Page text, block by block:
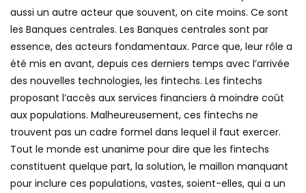
aussi un autre acteur que souvent, on cite moins. Ce sont
les Banques centrales. Les Banques centrales sont par
essence, des acteurs fondamentaux. Parce que, leur rôle a
été mis en avant, depuis ces derniers temps avec l’arrivée
des nouvelles technologies, les fintechs. Les fintechs
proposant l’accès aux services financiers à moindre coût
aux populations. Malheureusement, ces fintechs ne
trouvent pas un cadre formel dans lequel il faut exercer.
Tout le monde est unanime pour dire que les fintechs
constituent quelque part, la solution, le maillon manquant
pour inclure ces populations, vastes, soient-elles, qui a un